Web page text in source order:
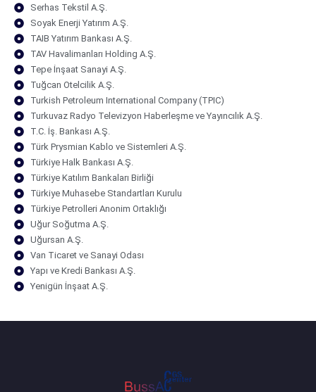
Serhas Tekstil A.Ş.
Soyak Enerji Yatırım A.Ş.
TAIB Yatırım Bankası A.Ş.
TAV Havalimanları Holding A.Ş.
Tepe İnşaat Sanayi A.Ş.
Tuğcan Otelcilik A.Ş.
Turkish Petroleum International Company (TPIC)
Turkuvaz Radyo Televizyon Haberleşme ve Yayıncılık A.Ş.
T.C. İş. Bankası A.Ş.
Türk Prysmian Kablo ve Sistemleri A.Ş.
Türkiye Halk Bankası A.Ş.
Türkiye Katılım Bankaları Birliği
Türkiye Muhasebe Standartları Kurulu
Türkiye Petrolleri Anonim Ortaklığı
Uğur Soğutma A.Ş.
Uğursan A.Ş.
Van Ticaret ve Sanayi Odası
Yapı ve Kredi Bankası A.Ş.
Yenigün İnşaat A.Ş.